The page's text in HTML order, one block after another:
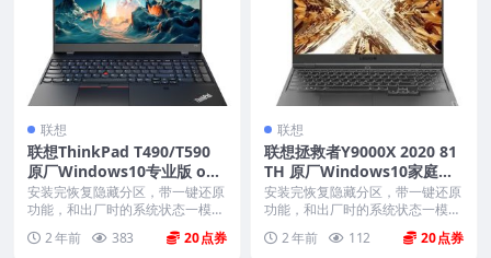
联想
联想ThinkPad T490/T590
原厂Windows10专业版 oe
m系统镜像下载
安装完恢复隐藏分区，带一键还原
功能，和出厂时的系统状态一模一
2 年前 383 20
联想
联想拯救者Y9000X 2020 81
TH 原厂Windows10家庭中
文版恢复镜像 原厂oem系统
安装完恢复隐藏分区，带一键还原
功能，和出厂时的系统状态一模一
2 年前 112 20